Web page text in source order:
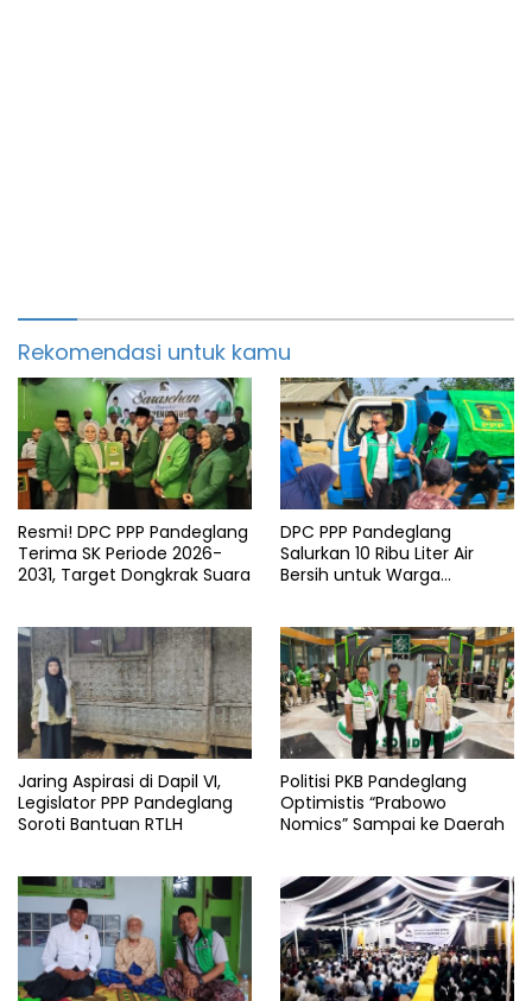
Rekomendasi untuk kamu
Resmi! DPC PPP Pandeglang
Terima SK Periode 2026-
2031, Target Dongkrak Suara
DPC PPP Pandeglang
Salurkan 10 Ribu Liter Air
Bersih untuk Warga
Jaring Aspirasi di Dapil VI,
Legislator PPP Pandeglang
Soroti Bantuan RTLH
Politisi PKB Pandeglang
Optimistis “Prabowo
Nomics” Sampai ke Daerah